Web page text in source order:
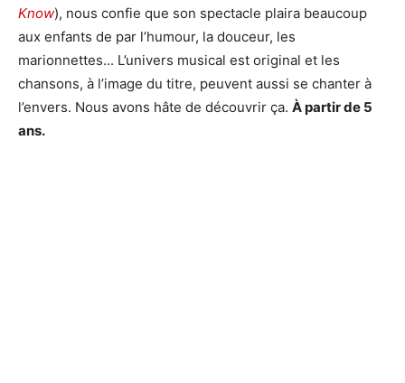
Know), nous confie que son spectacle plaira beaucoup
aux enfants de par l’humour, la douceur, les
marionnettes... L’univers musical est original et les
chansons, à l’image du titre, peuvent aussi se chanter à
l’envers. Nous avons hâte de découvrir ça. À partir de 5
ans.